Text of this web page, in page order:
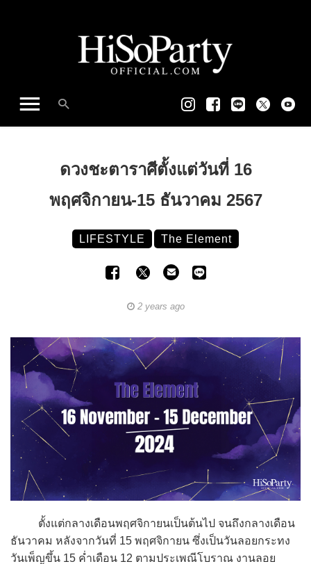
ดวงชะตาราศีตั้งแต่วันที่ 16
พฤศจิกายน-15 ธันวาคม 2567
LIFESTYLE The Element
2 years ago
ตั้งแต่กลางเดือนพฤศจิกายนเป็นต้นไป จนถึงกลางเดือน
ธันวาคม หลังจากวันที่ 15 พฤศจิกายน ซึ่งเป็นวันลอยกระทง
วันเพ็ญขึ้น 15 ค่ำเดือน 12 ตามประเพณีโบราณ งานลอย